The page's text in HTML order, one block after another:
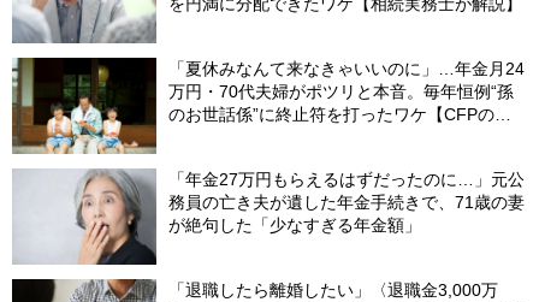
「夏休みなんて来なきゃいいのに」…年金月24
万円・70代夫婦がポツリと本音。毎年恒例“孫
のお世話係”に終止符を打ったワケ【CFPの助
「年金27万円もらえるはずだったのに…」元公
務員の亡き夫が遺した年金手続きで、71歳の妻
が絶句した「少なすぎる年金額」
「退職したら離婚したい」〈退職金3,000万